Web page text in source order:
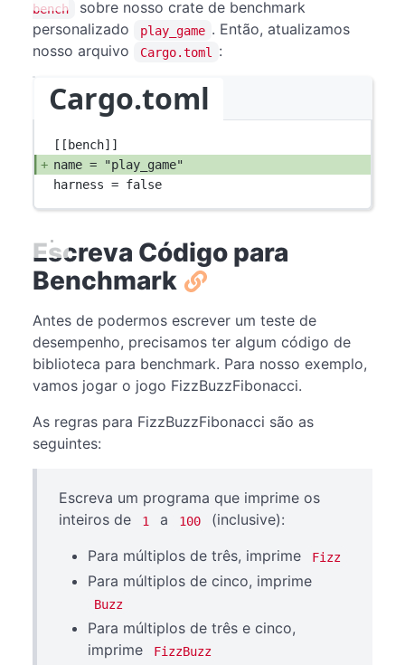
bench
sobre nosso crate de benchmark
personalizado
play_game . Então, atualizamos
nosso arquivo
Cargo.toml :
Cargo.toml
[[bench]]
name =
"play_game"
harness = false
Escreva Código para
Benchmark
Antes de podermos escrever um teste de
desempenho, precisamos ter algum código de
biblioteca para benchmark. Para nosso exemplo,
vamos jogar o jogo FizzBuzzFibonacci.
As regras para FizzBuzzFibonacci são as
seguintes:
Escreva um programa que imprime os
inteiros de
1 a 100
(inclusive):
Para múltiplos de três, imprime
Fizz
Para múltiplos de cinco, imprime
Buzz
Para múltiplos de três e cinco,
imprime
FizzBuzz